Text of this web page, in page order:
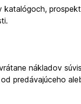
nákladov
predávajúceho